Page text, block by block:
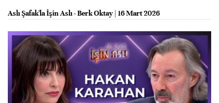
Aslı Şafak'la İşin Aslı - Berk Oktay | 16 Mart 2026